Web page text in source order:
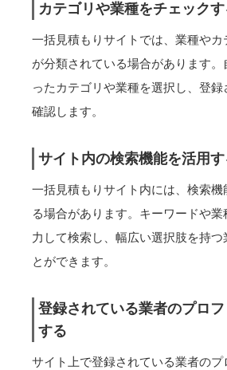
カテゴリや業種をチェックす
一括見積もりサイトでは、業種や
が分類されている場合があります
ったカテゴリや業種を選択し、登
確認します。
サイト内の検索機能を活用す
一括見積もりサイト内には、検索機
る場合があります。キーワードや業
力して検索し、幅広い選択肢を持つ
とができます。
登録されている業者のプロ
する
サイト上で登録されている業者のプ